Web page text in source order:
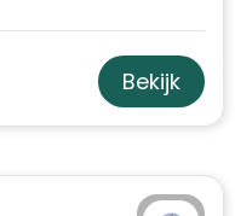
Bekijk